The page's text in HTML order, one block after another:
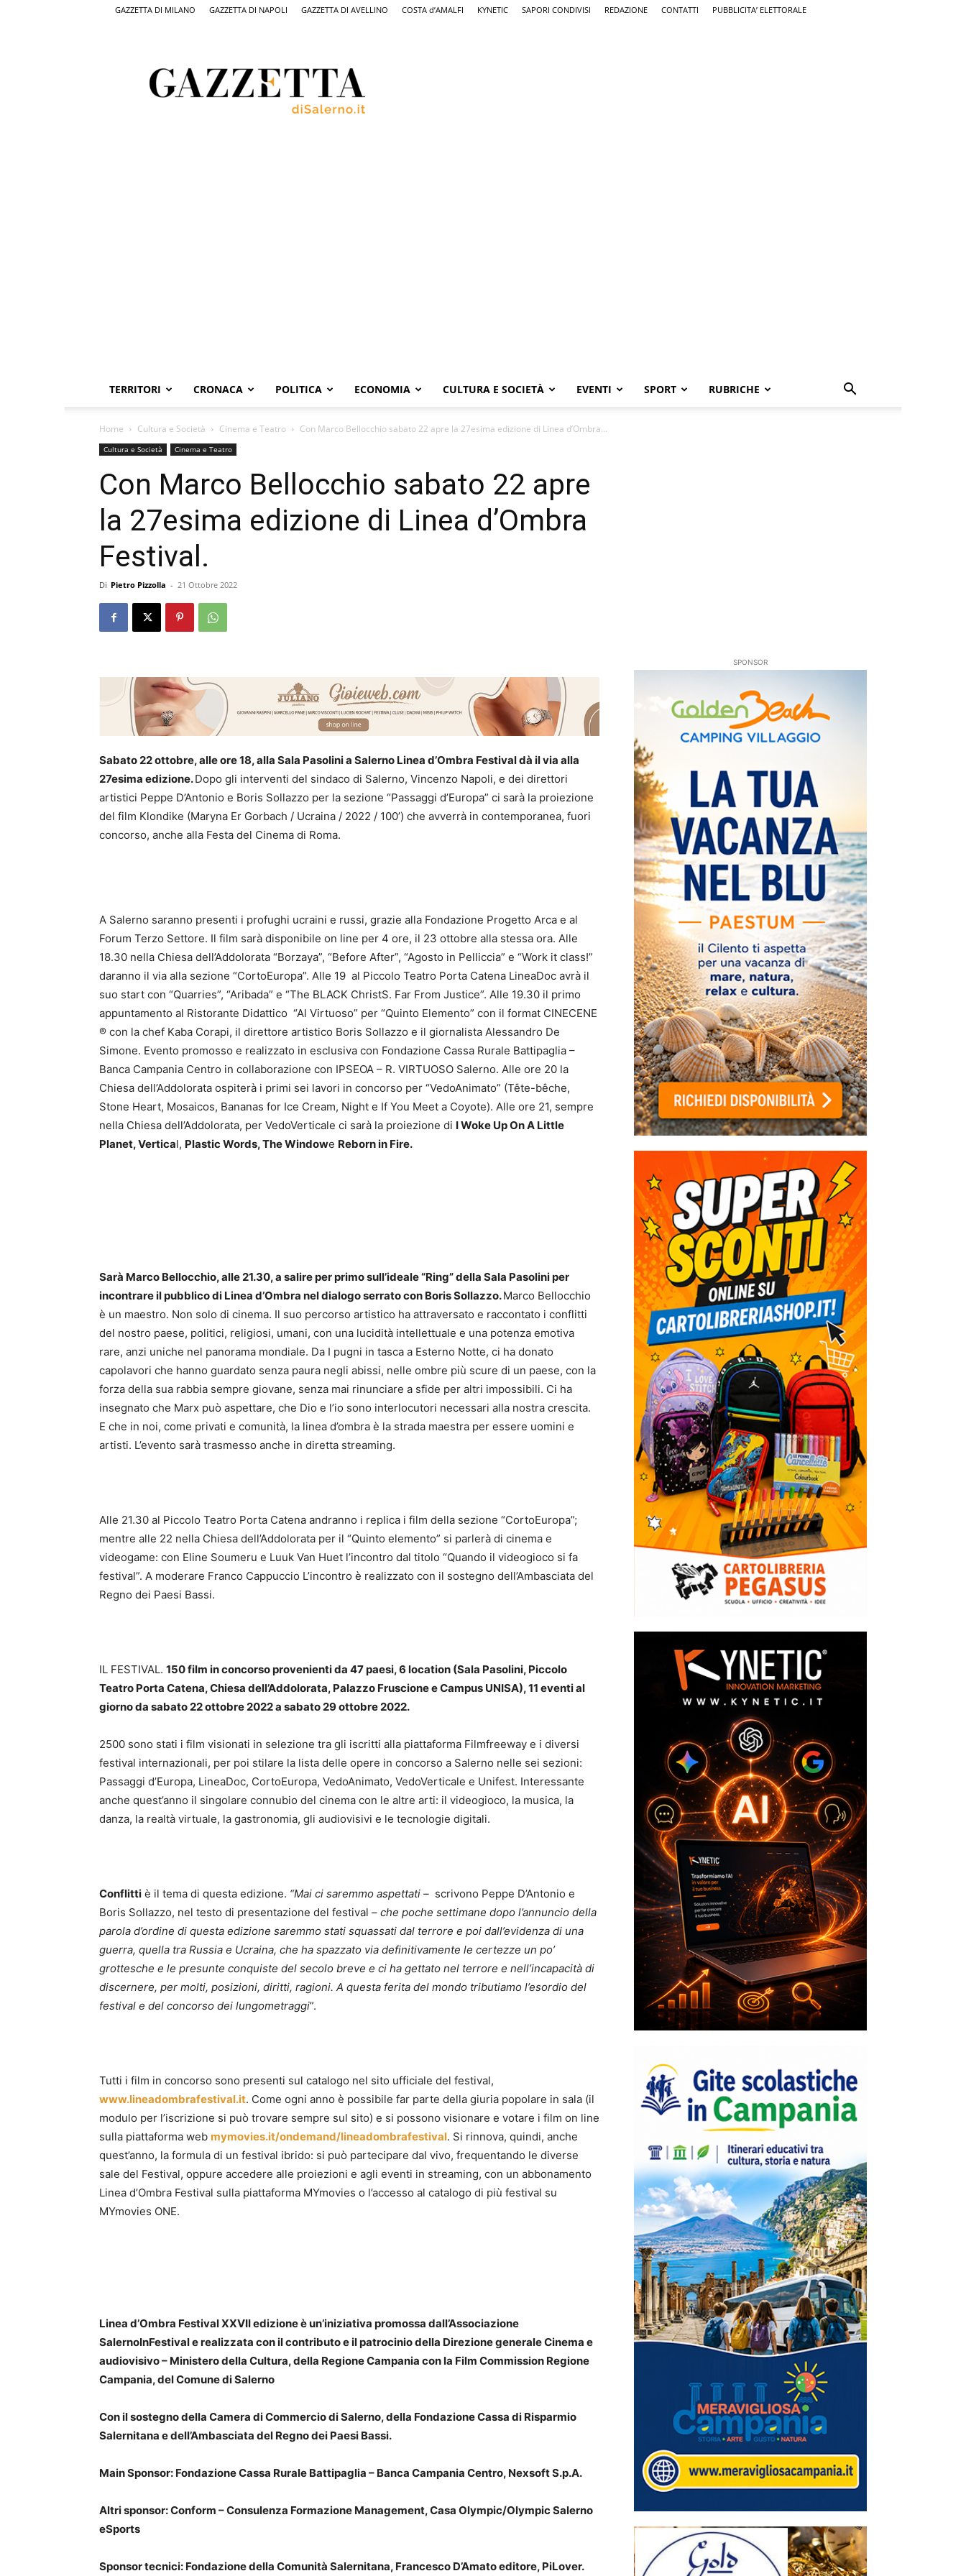
GAZZETTA DI MILANO GAZZETTA DI NAPOLI GAZZETTA DI AVELLINO COSTA d’AMALFI KYNETIC SAPORI CONDIVISI REDAZIONE CONTATTI PUBBLICITA’ ELETTORALE
Salerno,
il
quotidiano
TERRITORI CRONACA POLITICA ECONOMIA CULTURA E SOCIETÀ EVENTI SPORT RUBRICHE
Home Cultura e Società Cinema e Teatro Con Marco Bellocchio sabato 22 apre la 27esima edizione di Linea d’Ombra...
Cultura e Società Cinema e Teatro
Con Marco Bellocchio sabato 22 apre
la 27esima edizione di Linea d’Ombra
Festival.
Di Pietro Pizzolla - 21 Ottobre 2022
Sabato 22 ottobre, alle ore 18, alla Sala Pasolini a Salerno Linea d’Ombra Festival dà il via alla
27esima edizione.Dopo gli interventi del sindaco di Salerno, Vincenzo Napoli, e dei direttori
artistici Peppe D’Antonio e Boris Sollazzo per la sezione “Passaggi d’Europa” ci sarà la proiezione
del film Klondike (Maryna Er Gorbach / Ucraina / 2022 / 100’) che avverrà in contemporanea, fuori
concorso, anche alla Festa del Cinema di Roma.
A Salerno saranno presenti i profughi ucraini e russi, grazie alla Fondazione Progetto Arca e al
Forum Terzo Settore. Il film sarà disponibile on line per 4 ore, il 23 ottobre alla stessa ora. Alle
18.30 nella Chiesa dell’Addolorata “Borzaya”, “Before After”, “Agosto in Pelliccia” e “Work it class!”
daranno il via alla sezione “CortoEuropa”. Alle 19 al Piccolo Teatro Porta Catena LineaDoc avrà il
suo start con “Quarries”, “Aribada” e “The BLACK ChristS. Far From Justice”. Alle 19.30 il primo
appuntamento al Ristorante Didattico “Al Virtuoso” per “Quinto Elemento” con il format CINECENE
® con la chef Kaba Corapi, il direttore artistico Boris Sollazzo e il giornalista Alessandro De
Simone. Evento promosso e realizzato in esclusiva con Fondazione Cassa Rurale Battipaglia –
Banca Campania Centro in collaborazione con IPSEOA – R. VIRTUOSO Salerno. Alle ore 20 la
Chiesa dell’Addolorata ospiterà i primi sei lavori in concorso per “VedoAnimato” (Tête-bêche,
Stone Heart, Mosaicos, Bananas for Ice Cream, Night e If You Meet a Coyote). Alle ore 21, sempre
nella Chiesa dell’Addolorata, per VedoVerticale ci sarà la proiezione di I Woke Up On A Little
Planet, Vertical, Plastic Words, The Windowe Reborn in Fire.
Sarà Marco Bellocchio, alle 21.30, a salire per primo sull’ideale “Ring” della Sala Pasolini per
incontrare il pubblico di Linea d’Ombra nel dialogo serrato con Boris Sollazzo.Marco Bellocchio
è un maestro. Non solo di cinema. Il suo percorso artistico ha attraversato e raccontato i conflitti
del nostro paese, politici, religiosi, umani, con una lucidità intellettuale e una potenza emotiva
rare, anzi uniche nel panorama mondiale. Da I pugni in tasca a Esterno Notte, ci ha donato
capolavori che hanno guardato senza paura negli abissi, nelle ombre più scure di un paese, con la
forza della sua rabbia sempre giovane, senza mai rinunciare a sfide per altri impossibili. Ci ha
insegnato che Marx può aspettare, che Dio e l’io sono interlocutori necessari alla nostra crescita.
E che in noi, come privati e comunità, la linea d’ombra è la strada maestra per essere uomini e
artisti. L’evento sarà trasmesso anche in diretta streaming.
Alle 21.30 al Piccolo Teatro Porta Catena andranno i replica i film della sezione “CortoEuropa”;
mentre alle 22 nella Chiesa dell’Addolorata per il “Quinto elemento” si parlerà di cinema e
videogame: con Eline Soumeru e Luuk Van Huet l’incontro dal titolo “Quando il videogioco si fa
festival”. A moderare Franco Cappuccio L’incontro è realizzato con il sostegno dell’Ambasciata del
Regno dei Paesi Bassi.
IL FESTIVAL. 150 film in concorso provenienti da 47 paesi, 6 location (Sala Pasolini, Piccolo
Teatro Porta Catena, Chiesa dell’Addolorata, Palazzo Fruscione e Campus UNISA), 11 eventi al
giorno da sabato 22 ottobre 2022 a sabato 29 ottobre 2022.
2500 sono stati i film visionati in selezione tra gli iscritti alla piattaforma Filmfreeway e i diversi
festival internazionali, per poi stilare la lista delle opere in concorso a Salerno nelle sei sezioni:
Passaggi d’Europa, LineaDoc, CortoEuropa, VedoAnimato, VedoVerticale e Unifest. Interessante
anche quest’anno il singolare connubio del cinema con le altre arti: il videogioco, la musica, la
danza, la realtà virtuale, la gastronomia, gli audiovisivi e le tecnologie digitali.
Conflitti è il tema di questa edizione. “Mai ci saremmo aspettati – scrivono Peppe D’Antonio e
Boris Sollazzo, nel testo di presentazione del festival – che poche settimane dopo l’annuncio della
parola d’ordine di questa edizione saremmo stati squassati dal terrore e poi dall’evidenza di una
guerra, quella tra Russia e Ucraina, che ha spazzato via definitivamente le certezze un po’
grottesche e le presunte conquiste del secolo breve e ci ha gettato nel terrore e nell’incapacità di
discernere, per molti, posizioni, diritti, ragioni. A questa ferita del mondo tributiamo l’esordio del
festival e del concorso dei lungometraggi”.
Tutti i film in concorso sono presenti sul catalogo nel sito ufficiale del festival,
www.lineadombrafestival.it. Come ogni anno è possibile far parte della giuria popolare in sala (il
modulo per l’iscrizione si può trovare sempre sul sito) e si possono visionare e votare i film on line
sulla piattaforma web mymovies.it/ondemand/lineadombrafestival. Si rinnova, quindi, anche
quest’anno, la formula di un festival ibrido: si può partecipare dal vivo, frequentando le diverse
sale del Festival, oppure accedere alle proiezioni e agli eventi in streaming, con un abbonamento
Linea d’Ombra Festival sulla piattaforma MYmovies o l’accesso al catalogo di più festival su
MYmovies ONE.
Linea d’Ombra Festival XXVII edizione è un’iniziativa promossa dall’Associazione
SalernoInFestival e realizzata con il contributo e il patrocinio della Direzione generale Cinema e
audiovisivo – Ministero della Cultura, della Regione Campania con la Film Commission Regione
Campania, del Comune di Salerno
Con il sostegno della Camera di Commercio di Salerno, della Fondazione Cassa di Risparmio
Salernitana e dell’Ambasciata del Regno dei Paesi Bassi.
Main Sponsor: Fondazione Cassa Rurale Battipaglia – Banca Campania Centro, Nexsoft S.p.A.
Altri sponsor: Conform – Consulenza Formazione Management, Casa Olympic/Olympic Salerno
eSports
Sponsor tecnici: Fondazione della Comunità Salernitana, Francesco D’Amato editore, PiLover.
SPONSOR